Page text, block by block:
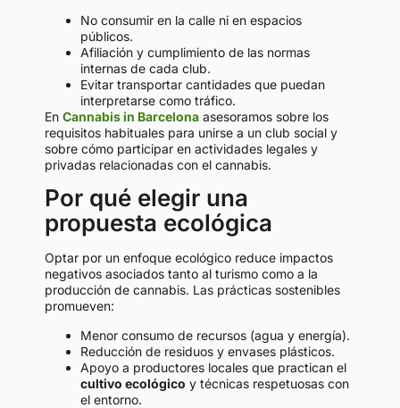
No consumir en la calle ni en espacios
públicos.
Afiliación y cumplimiento de las normas
internas de cada club.
Evitar transportar cantidades que puedan
interpretarse como tráfico.
En Cannabis in Barcelona asesoramos sobre los
requisitos habituales para unirse a un club social y
sobre cómo participar en actividades legales y
privadas relacionadas con el cannabis.
Por qué elegir una
propuesta ecológica
Optar por un enfoque ecológico reduce impactos
negativos asociados tanto al turismo como a la
producción de cannabis. Las prácticas sostenibles
promueven:
Menor consumo de recursos (agua y energía).
Reducción de residuos y envases plásticos.
Apoyo a productores locales que practican el
cultivo ecológico y técnicas respetuosas con
el entorno.